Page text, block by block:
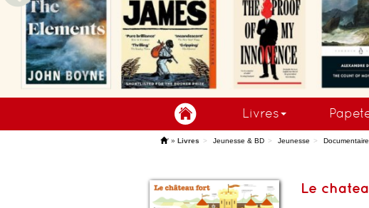
Livres
'» Livres Jeunesse & BD Jeunesse
Le